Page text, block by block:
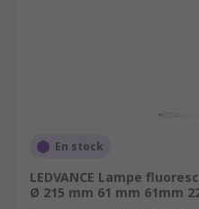
En stock
LEDVANCE Lampe
Ø 215 mm 61 mm 61mm